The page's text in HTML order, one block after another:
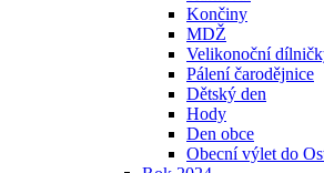
Končiny
MDŽ
Velikonoční
Pálení čarodějnice
Dětský den
Hody
Den obce
Obecní výlet do